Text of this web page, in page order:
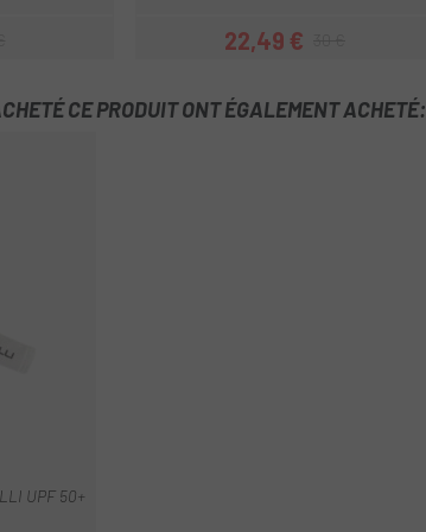
Prix
22,49 €Prix habituel
CE PRODUIT ONT ÉGALEMENT ACHETÉ:
UPF 50+